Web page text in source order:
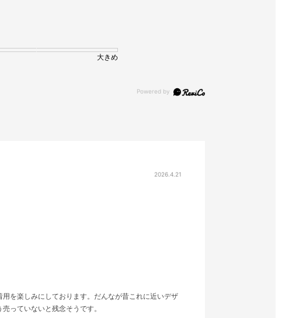
大きめ
2026.4.21
を楽しみにしております。だんなが昔これに近いデザ
っていないと残念そうです。